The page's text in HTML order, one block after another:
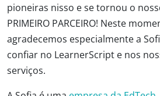
pioneiras nisso e se tornou o
PRIMEIRO PARCEIRO! Neste
agradecemos especialmente a
confiar no LearnerScript e nos
serviços.